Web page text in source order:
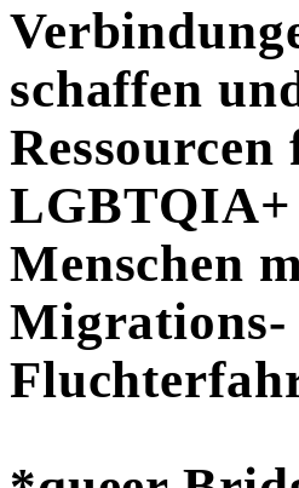
schaffen
Ressourcen
LGBTQIA+
Menschen
Migrations-